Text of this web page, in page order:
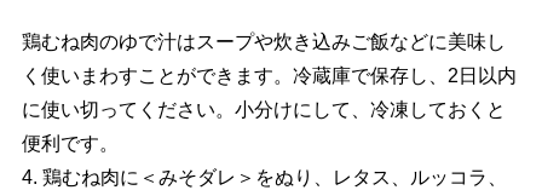
鶏むね肉のゆで汁はスープや炊き込みご飯などに美味し
く使いまわすことができます。冷蔵庫で保存し、2日以内
に使い切ってください。小分けにして、冷凍しておくと
便利です。
4. 鶏むね肉に＜みそダレ＞をぬり、レタス、ルッコラ、